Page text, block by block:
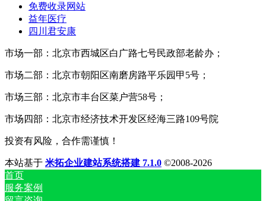
免费收录网站
益年医疗
四川君安康
市场一部：北京市西城区白广路七号民政部老龄办；
市场二部：北京市朝阳区南磨房路平乐园甲5号；
市场三部：北京市丰台区菜户营58号；
市场四部：北京市经济技术开发区经海三路109号院
投资有风险，合作需谨慎！
本站基于 米拓企业建站系统搭建 7.1.0 ©2008-2026
首页
服务案例